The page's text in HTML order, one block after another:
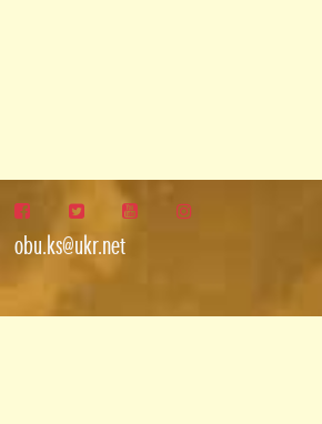
obu.ks@ukr.net